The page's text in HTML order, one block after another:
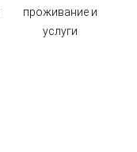
проживание и
услуги